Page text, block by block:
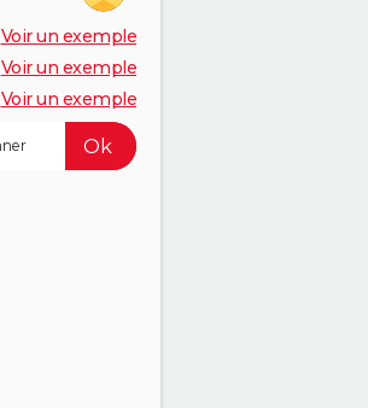
Voir un exemple
Voir un exemple
Voir un exemple